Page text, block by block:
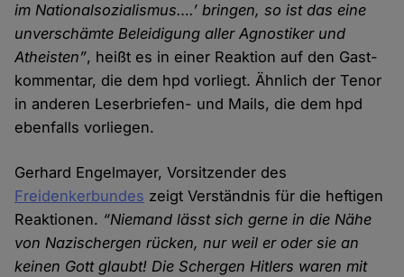
im Nationalsozialismus….’ bringen, so ist das eine
unver­schämte Beleidigung aller Agnostiker und
Atheisten”, heißt es in einer Reaktion auf den Gast­
kommentar, die dem hpd vorliegt. Ähnlich der Tenor
in anderen Leser­briefen- und Mails, die dem hpd
ebenfalls vor­liegen.
Gerhard Engelmayer, Vorsitzender des
Freidenkerbundes zeigt Verständnis für die heftigen
Reaktionen. “Niemand lässt sich gerne in die Nähe
von Nazi­schergen rücken, nur weil er oder sie an
keinen Gott glaubt! Die Schergen Hitlers waren mit